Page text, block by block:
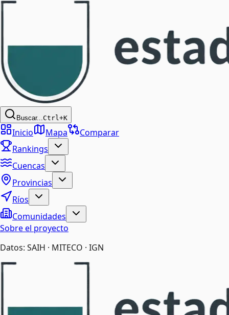
Buscar...Ctrl+K
Inicio Mapa
Comparar
Rankings
Cuencas
Provincias
Ríos
Comunidades
Sobre el proyecto
Datos: SAIH · MITECO · IGN